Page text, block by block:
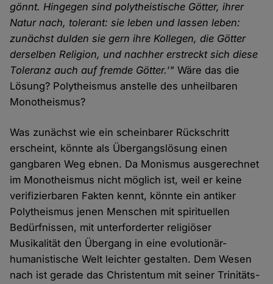
gönnt. Hingegen sind polytheistische Götter, ihrer
Natur nach, tolerant: sie leben und lassen leben:
zunächst dulden sie gern ihre Kollegen, die Götter
derselben Religion, und nachher erstreckt sich diese
Toleranz auch auf fremde Götter.'" Wäre das die
Lösung? Polytheismus anstelle des unheilbaren
Monotheismus?
Was zunächst wie ein scheinbarer Rückschritt
erscheint, könnte als Übergangslösung einen
gangbaren Weg ebnen. Da Monismus ausgerechnet
im Monotheismus nicht möglich ist, weil er keine
verifizierbaren Fakten kennt, könnte ein antiker
Polytheismus jenen Menschen mit spirituellen
Bedürfnissen, mit unterforderter religiöser
Musikalität den Übergang in eine evolutionär-
humanistische Welt leichter gestalten. Dem Wesen
nach ist gerade das Christentum mit seiner Trinitäts-